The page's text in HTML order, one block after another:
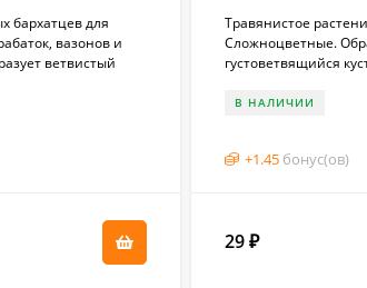
бархатцев для
вазонов и
ветвистый
Травянистое
Сложноцветные.
густоветвящийся
В НАЛИЧИИ
+1.45 бонус(ов)
29 ₽